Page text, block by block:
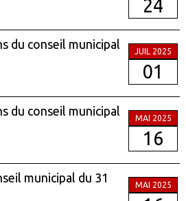
24
du conseil municipal
JUIL 2025
01
du conseil municipal
MAI 2025
16
municipal du 31
MAI 2025